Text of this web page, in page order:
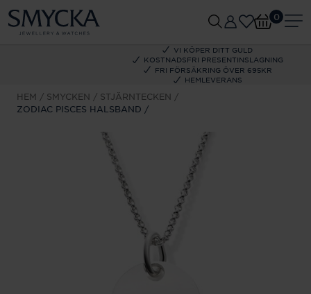
VI KÖPER DITT GULD
KOSTNADSFRI PRESENTINSLAGNING
FRI FÖRSÄKRING ÖVER 695KR
HEMLEVERANS
0
HEM SMYCKEN
STJÄRNTECKEN
ZODIAC PISCES HALSBAND